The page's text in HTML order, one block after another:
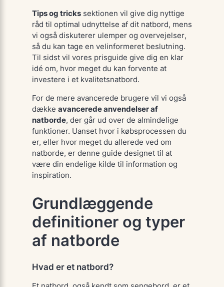
Tips og trickssektionen vil give dig nyttige
råd til optimal udnyttelse af dit natbord, mens
vi også diskuterer ulemper og overvejelser,
så du kan tage en velinformeret beslutning.
Til sidst vil vores prisguide give dig en klar
idé om, hvor meget du kan forvente at
investere i et kvalitetsnatbord.
For de mere avancerede brugere vil vi også
dække avancerede anvendelser af
natborde, der går ud over de almindelige
funktioner. Uanset hvor i købsprocessen du
er, eller hvor meget du allerede ved om
natborde, er denne guide designet til at
være din endelige kilde til information og
inspiration.
Grundlæggende
definitioner og typer
af natborde
Hvad er et natbord?